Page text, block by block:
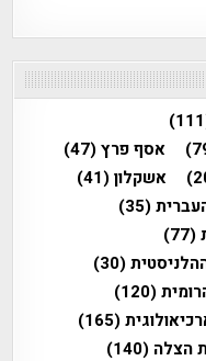
אסף פרץ(47)
אשקלון(41)
(35)
(77)
(30)
(120)
(165)
הצלה (140)